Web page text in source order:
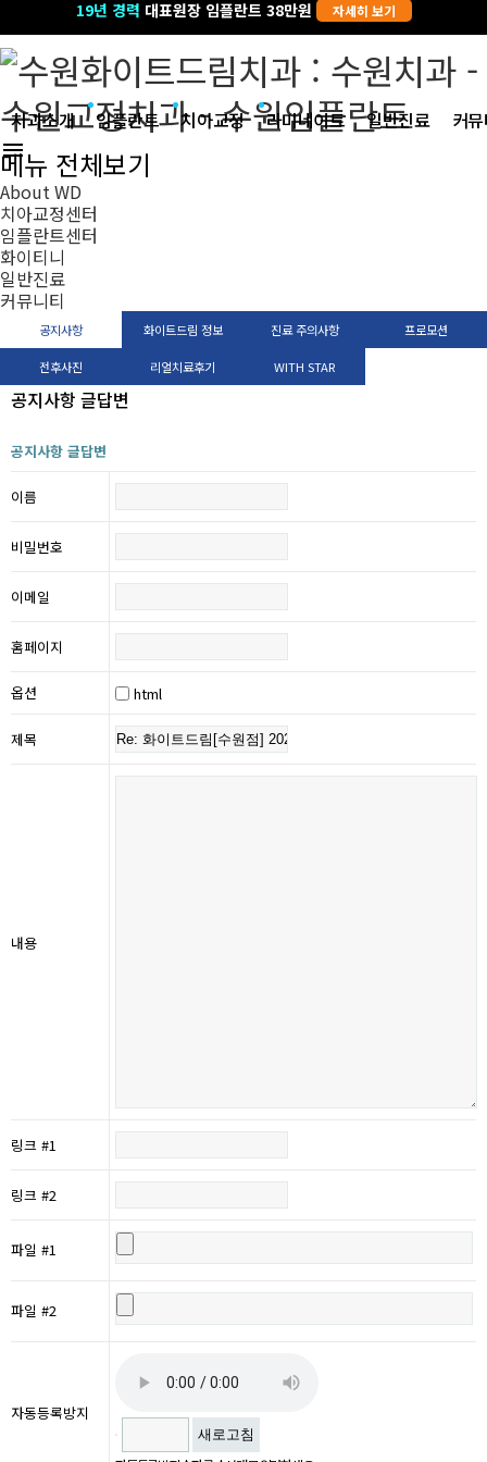
19년 경력 대표원장 임플란트 38만원 자세히 보기
교정과전문의 자세히 보기
menu
치과소개 임플란트 치아교정 라미네이트 일반진료 커
메뉴 전체보기
About WD
치아교정센터
임플란트센터
화이티니
일반진료
커뮤니티
공지사항 화이트드림 정보 진료 주의사항 프로모션
전후사진 리얼치료후기 WITH STAR
공지사항 글답변
공지사항 글답변
이름
비밀번호
이메일
홈페이지
옵션 html
제목
내용
링크 #1
링크 #2
파일 #1
파일 #2
자동등록방지
새로고침